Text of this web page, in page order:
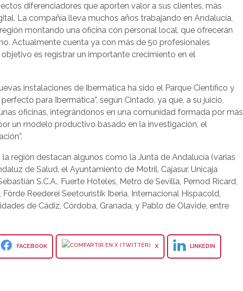
diferenciadores que aporten valor a sus clientes, más
La compañía lleva muchos años trabajando en Andalucía,
montando una oficina con personal local, que ofrecerán
Actualmente cuenta ya con más de 50 profesionales
es registrar un importante crecimiento en el
instalaciones de Ibermática ha sido el Parque Científico y
para Ibermática”, según Cintado, ya que, a su juicio,
oficinas, integrándonos en una comunidad formada por más
un modelo productivo basado en la investigación, el
la región destacan algunos como la Junta de Andalucía (varias
de Salud, el Ayuntamiento de Motril, Cajasur, Unicaja
S.C.A., Fuerte Hoteles, Metro de Sevilla, Pernod Ricard,
Reederei Seetouristik Iberia, Internacional Hispacold,
de Cádiz, Córdoba, Granada, y Pablo de Olavide, entre
FACEBOOK X LINKEDIN